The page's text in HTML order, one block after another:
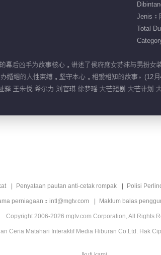
Jenis：
Total
幕后凶手为故事核心，讲述了侯府庶女苏沫与男扮
婚姻的人性束缚，坚守本心，相爱相知的故事。(12
驿 王朱悦 希尔力 刘官琪 徐梦瑶 大芒短剧 大芒计划
Penyataan pautan anti-cetak rompak Polisi
perniagaan：intl@mgtv.com Maklum balas
Copyright 2006-2026 mgtv.com Corporation, All Rights
Ceria Matahari Interaktif Media Hiburan Co.Ltd. Hak